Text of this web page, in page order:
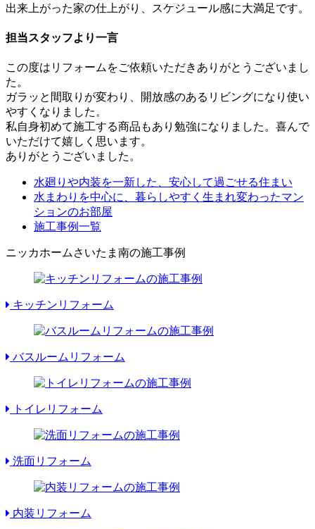
出来上がった家の仕上がり、スケジュール感に大満足です。
担当スタッフより一言
この度はリフォームをご依頼いただきありがとうございまし
た。
ガラッと間取りが変わり、開放感のあるリビングになり使い
やすくなりました。
私自身初めて施工する商品もあり勉強になりました。喜んで
いただけて嬉しく思います。
ありがとうございました。
水廻りや内装を一新した、安心して過ごせる住まい
水まわりを中心に、暮らしやすく生まれ変わったマン
ションのお部屋
施工事例一覧
ニッカホームさいたま南の施工事例
キッチンリフォーム
バスルームリフォーム
トイレリフォーム
洗面リフォーム
内装リフォーム